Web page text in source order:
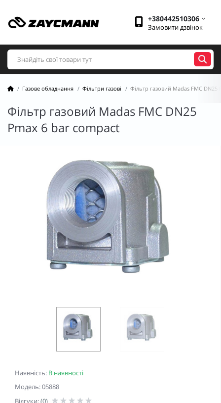
+380442510306
Замовити дзвінок
Газове обладнання Фільтри газові Фільтр газовий Madas FMС DN25
Фільтр газовий Madas FMС DN25
Pmax 6 bar compact
Наявність: В наявності
Модель: 05888